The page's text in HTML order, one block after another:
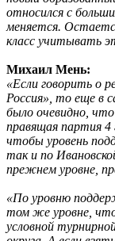
относился с
меняется.
класс учитывать
Михаил Мень:
«Если говорить о
Россия», то еще в
было очевидно,
правящая партия 4
чтобы уровень
так и по
прежнем уровне,
«По уровню
том же уровне, что
условной